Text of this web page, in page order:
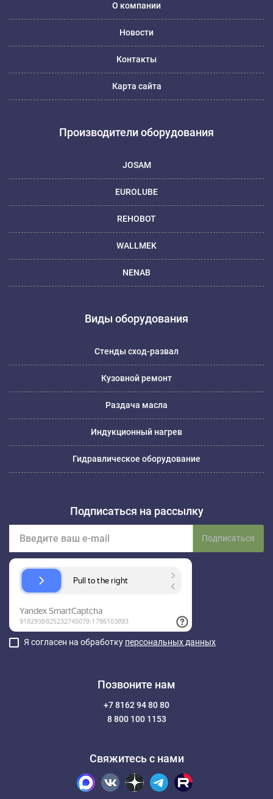
О компании
Новости
Контакты
Карта сайта
Производители оборудования
JOSAM
EUROLUBE
REHOBOT
WALLMEK
NENAB
Виды оборудования
Стенды сход-развал
Кузовной ремонт
Раздача масла
Индукционный нагрев
Гидравлическое оборудование
Подписаться на рассылку
Подписаться
Я согласен на обработку персональных данных
Позвоните нам
+7 8162 94 80 80
8 800 100 1153
Свяжитесь с нами